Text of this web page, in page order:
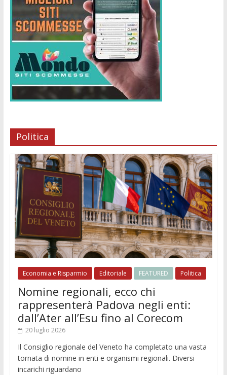
Politica
Economia e Risparmio Editoriale FEATURED Politica
Nomine regionali, ecco chi
rappresenterà Padova negli enti:
dall’Ater all’Esu fino al Corecom
20 luglio 2026
Il Consiglio regionale del Veneto ha completato una vasta
tornata di nomine in enti e organismi regionali. Diversi
incarichi riguardano